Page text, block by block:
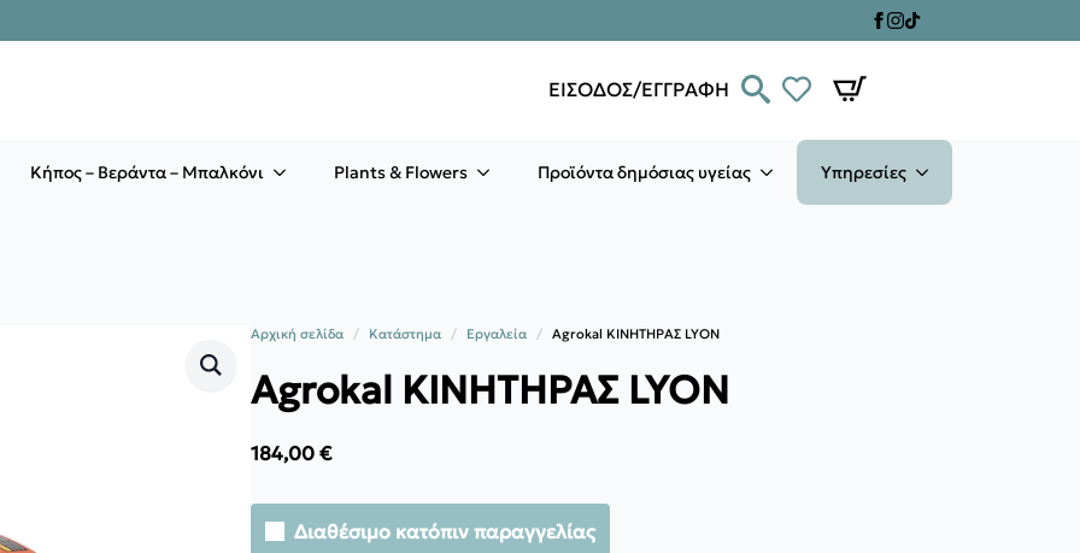
ΕΙΣΟΔΟΣ/ΕΓΓΡΑΦΗ
Κήπος – Βεράντα – Μπαλκόνι Plants & Flowers Προϊόντα δημόσιας υγείας Υπηρεσίες
Αρχική σελίδα Κατάστημα Εργαλεία Agrokal ΚΙΝΗΤΗΡΑΣ LYON
Agrokal ΚΙΝΗΤΗΡΑΣ LYON
184,00 €
Διαθέσιμο κατόπιν παραγγελίας